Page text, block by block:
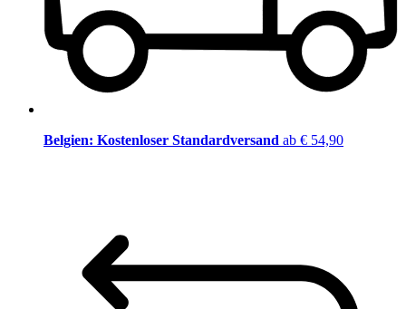
Belgien: Kostenloser Standardversand ab € 54,90